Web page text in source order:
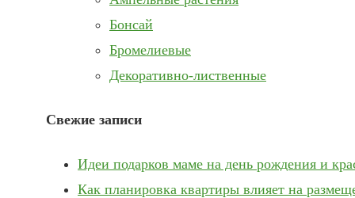
Бонсай
Бромелиевые
Декоративно-лиственные
Свежие записи
Идеи подарков маме на день рождения и
Как планировка квартиры влияет на